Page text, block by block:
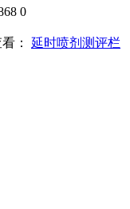
0
： 延时喷剂测评栏